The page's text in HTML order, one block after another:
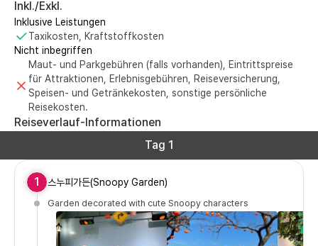
Inkl./Exkl.
Inklusive Leistungen
Taxikosten, Kraftstoffkosten
Nicht inbegriffen
Maut- und Parkgebühren (falls vorhanden), Eintrittspreise
für Attraktionen, Erlebnisgebühren, Reiseversicherung,
Speisen- und Getränkekosten, sonstige persönliche
Reisekosten.
Reiseverlauf-Informationen
Tag 1
1 스누피가든(Snoopy Garden)
Garden decorated with cute Snoopy characters